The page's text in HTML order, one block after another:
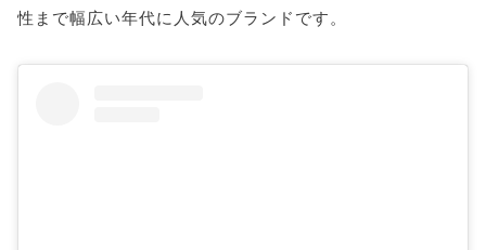
性まで幅広い年代に人気のブランドです。